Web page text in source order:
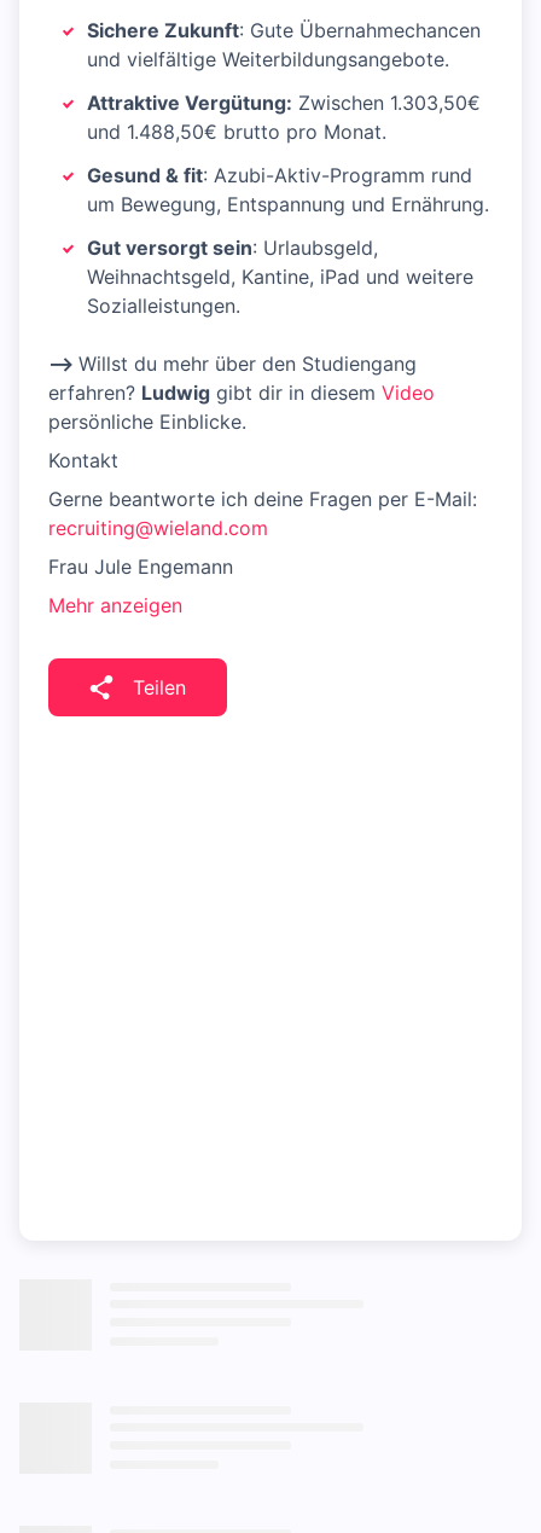
Sichere Zukunft: Gute Übernahmechancen
und vielfältige Weiterbildungsangebote.
Attraktive Vergütung: Zwischen 1.303,50€
und 1.488,50€ brutto pro Monat.
Gesund & fit: Azubi-Aktiv-Programm rund
um Bewegung, Entspannung und Ernährung.
Gut versorgt sein: Urlaubsgeld,
Weihnachtsgeld, Kantine, iPad und weitere
Sozialleistungen.
--> Willst du mehr über den Studiengang
erfahren? Ludwig gibt dir in diesem Video
persönliche Einblicke.
Kontakt
Gerne beantworte ich deine Fragen per E-Mail:
recruiting@wieland.com
Frau Jule Engemann
Mehr anzeigen
Teilen